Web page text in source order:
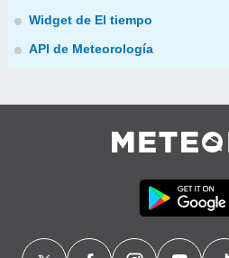
Widget de El tiempo
API de Meteorología